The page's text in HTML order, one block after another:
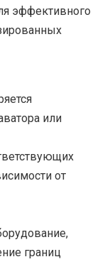
эффективного
или
от
границ